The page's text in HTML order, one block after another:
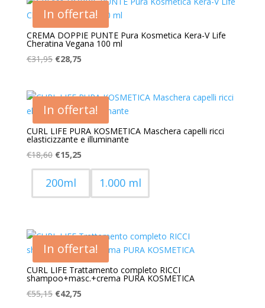
In offerta!
CREMA DOPPIE PUNTE Pura Kosmetica Kera-V Life
Cheratina Vegana 100 ml
€31,95 Il
era:
€31,95.
€28,75Il
è:
€28,75.
In offerta!
CURL LIFE PURA KOSMETICA Maschera capelli ricci
elasticizzante e illuminante
€18,60 Il
prezzo
originale
era:
€15,25Il
prezzo
attuale
è:
200ml 1.000 ml
In offerta!
CURL LIFE Trattamento completo RICCI
shampoo+masc.+crema PURA KOSMETICA
€55,15 Il
€42,75Il